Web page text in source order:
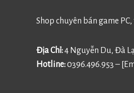
Shop chuyên bán game
Địa Chỉ:4 Nguyễn Du, Đà
Hotline:0396.496.953 –